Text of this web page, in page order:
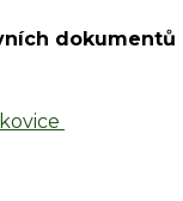
dokumentů